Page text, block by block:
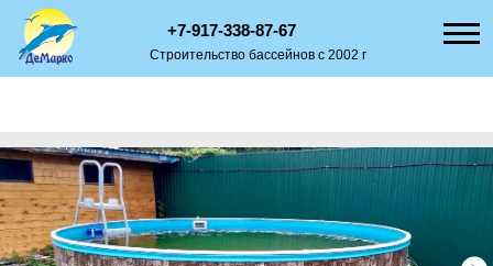
Строительство бассейнов с 2002 г
+7-917-338-87-67